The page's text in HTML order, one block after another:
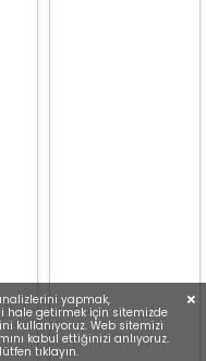
yapmak,
hale getirmek için sitemizde
kullanıyoruz. Web sitemizi
kabul ettiğinizi anlıyoruz.
tıklayın.